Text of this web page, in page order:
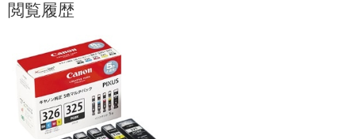
閲覧履歴